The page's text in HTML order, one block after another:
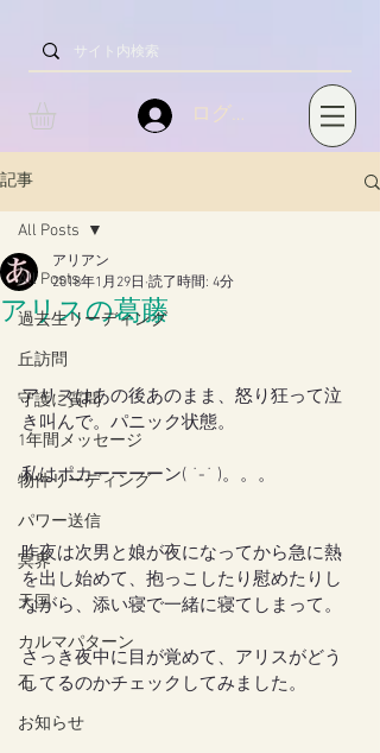
ログイン
記事
All Posts
過去生リーディング
丘訪問
守護に質問
1年間メッセージ
物件リーディング
パワー送信
冥界
天国
カルマパターン
石
お知らせ
All Posts
アリスの葛藤
アリアン
2018年1月29日 読了時間: 4分
アリスはあの後あのまま、怒り狂って泣
き叫んで。パニック状態。
私はポカーーーーン( ˙-˙ )。。。
昨夜は次男と娘が夜になってから急に熱
を出し始めて、抱っこしたり慰めたりし
ながら、添い寝で一緒に寝てしまって。
さっき夜中に目が覚めて、アリスがどう
してるのかチェックしてみました。